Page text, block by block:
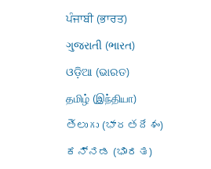
ਪੰਜਾਬੀ (ਭਾਰਤ)
ગુજરાતી (ભારત)
ଓଡ଼ିଆ (ଭାରତ)
தமிழ் (இந்தியா)
తెలుగు (భారతదేశం)
ಕನ್ನಡ (ಭಾರತ)